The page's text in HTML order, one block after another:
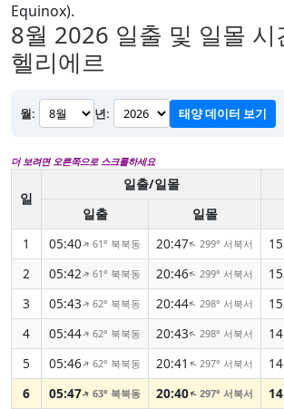
Equinox).
8월 2026 일출 및 일몰
헬리에르
월: 년: 태양 데이터 보기
더 보려면 오른쪽으로 스크롤하세요
일
일출/일몰
일출
일몰
1
05:40↑61° 북북동 20:47↑299° 서북서
2
05:42↑61° 북북동 20:46↑299° 서북서
3
05:43↑62° 북북동 20:44↑298° 서북서
4
05:44↑62° 북북동 20:43↑298° 서북서
5
05:46↑62° 북북동 20:41 ↑297° 서북서
6
05:47↑63° 북북동 20:40↑297° 서북서